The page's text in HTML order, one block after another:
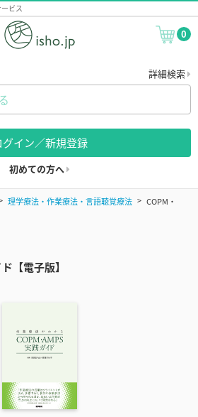
ビス
0
詳細検索
グイン／新規登録
初めての方へ
理学療法・作業療法・言語聴覚療法
COPM・
【電子版】